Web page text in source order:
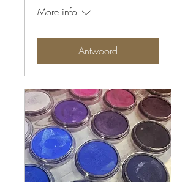
More info
Antwoord